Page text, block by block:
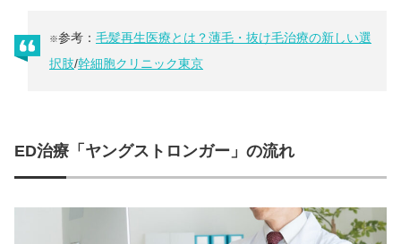
※参考： 毛髪再生医療とは？薄毛・抜け毛治療の新しい選
択肢/幹細胞クリニック東京
ED治療「ヤングストロンガー」の流れ